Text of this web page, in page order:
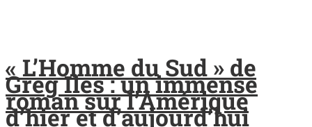
« L’Homme du Sud » de
Greg Iles : un immense
roman sur l’Amérique
d’hier et d’aujourd’hui